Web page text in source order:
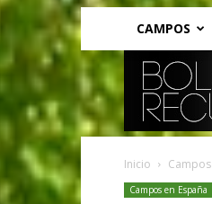
CAMPOS
Inicio Campos
Campos en España